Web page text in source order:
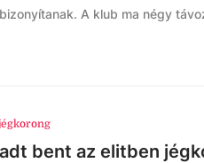
A klub ma négy
bent az elitben